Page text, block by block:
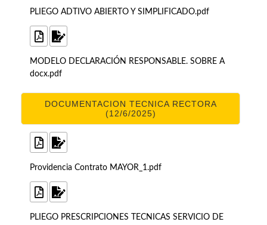
PLIEGO ADTIVO ABIERTO Y SIMPLIFICADO.pdf
MODELO DECLARACIÓN RESPONSABLE. SOBRE A
docx.pdf
DOCUMENTACION TECNICA RECTORA
(12/6/2025)
Providencia Contrato MAYOR_1.pdf
PLIEGO PRESCRIPCIONES TECNICAS SERVICIO DE